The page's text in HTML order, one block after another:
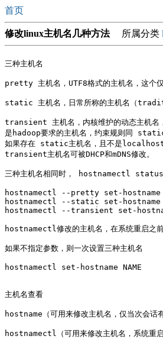
首页
修改linux主机名几种方法所属分类
三种主机名
pretty 主机名，UTF8格式的主机名，这个仅
static 主机名，日常所称的主机名（
transient 主机名，内核维护的动态主机
是hadoop要求的主机名，约束规则同 static
如果存在 static主机名，且不是
transient主机名可被DHCP和mDNS修改。
三种主机名相同时， hostnamectl
hostnamectl --pretty set-hostname
hostnamectl --static set-hostname
hostnamectl --transient set-
hostnamectl修改的主机名，在系统重启之
如果不指定参数，则一次设置三种主机名
hostnamectl set-hostname NAME
主机名查看
hostname（可用来修改主机名，仅当次会话有
hostnamectl（可用来修改主机名，系统重启